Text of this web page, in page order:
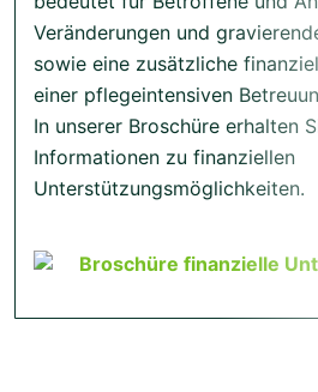
Veränderungen und
sowie eine zusätzliche
einer pflegeintensiven
In unserer Broschüre erhalten
Informationen zu finanziellen
Unterstützungsmöglichkeiten.
Broschüre finanzielle